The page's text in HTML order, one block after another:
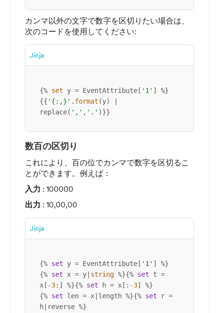
カンマ以外の文字で数字を区切りたい場合は、
次のコードを使用してください:
Jinja
{% set y = EventAttribute[ '1' ] %}
{{ '{:,}' . format (y) |
replace( ',' , '.' )}}
数百の区切り
これにより、百の位でカンマで数字を区切るこ
とができます。例えば：
入力 : 100000
出力 : 10,00,00
Jinja
{% set y = EventAttribute[ '1' ] %}
{% set x = y| string %}{% set t =
x[ -3:] %}{% set h = x[: -3] %}
{% set len = x|length %}{% set r =
h|reverse %}